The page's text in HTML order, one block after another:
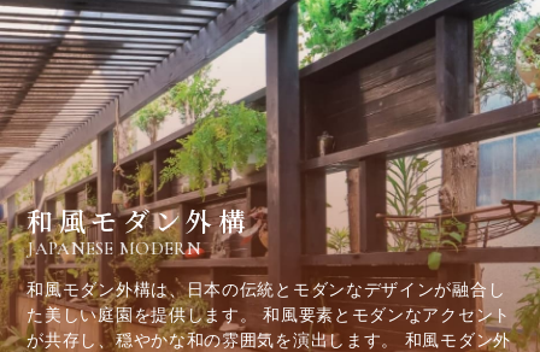
和風モダン外構
JAPANESE MODERN
和風モダン外構は、日本の伝統とモダンなデザインが融合し
た美しい庭園を提供します。 和風要素とモダンなアクセント
が共存し、穏やかな和の雰囲気を演出します。 和風モダン外